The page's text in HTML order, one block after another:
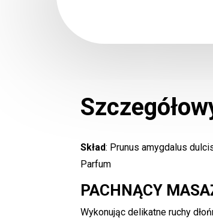
Skład: Prunus amygdalus
Parfum
PACHNĄCY
Wykonując delikatne ruchy